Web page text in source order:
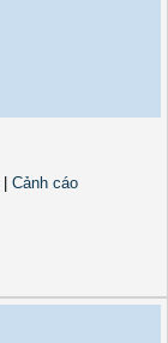
Cảnh cáo